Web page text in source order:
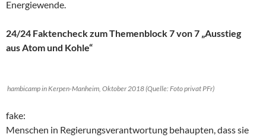
Energiewende.
24/24 Faktencheck zum Themenblock 7 von 7 „Ausstieg
aus Atom und Kohle“
hambicamp in Kerpen-Manheim, Oktober 2018 (Quelle: Foto privat PFr)
fake:
Menschen in Regierungsverantwortung behaupten, dass sie